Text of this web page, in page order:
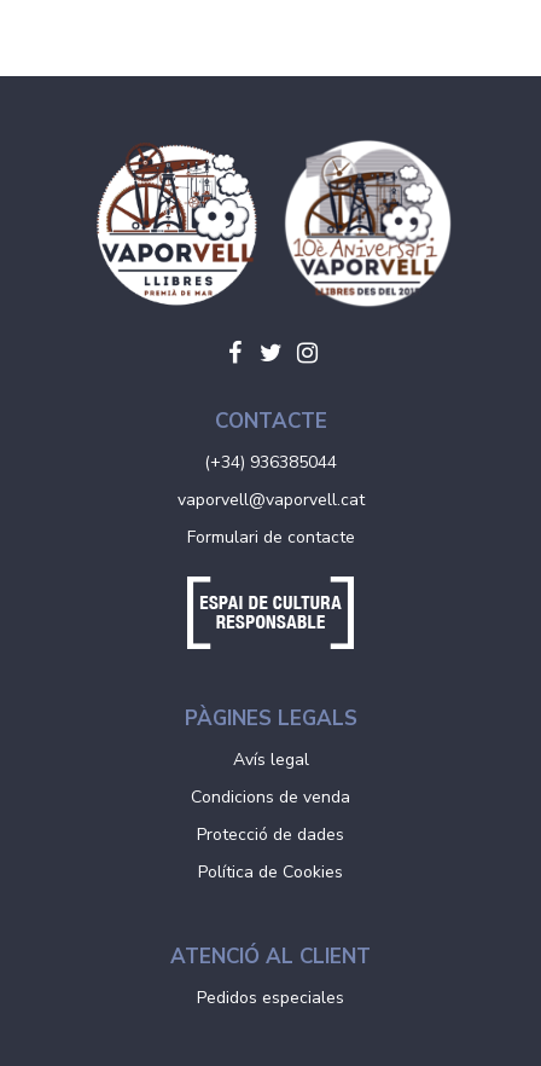
CONTACTE
(+34) 936385044
vaporvell@vaporvell.cat
Formulari de contacte
PÀGINES LEGALS
Avís legal
Condicions de venda
Protecció de dades
Política de Cookies
ATENCIÓ AL CLIENT
Pedidos especiales